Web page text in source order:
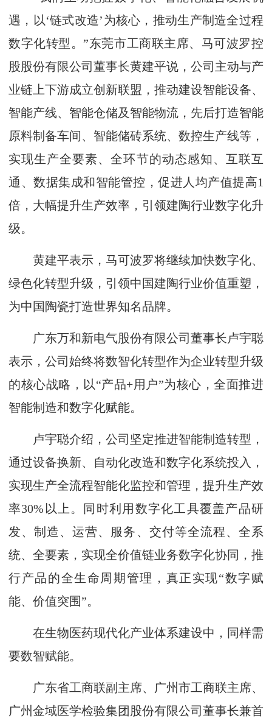
遇，以‘链式改造’为核心，推动生产制造全过程
数字化转型。”东莞市工商联主席、马可波罗控
股股份有限公司董事长黄建平说，公司主动与产
业链上下游成立创新联盟，推动建设智能设备、
智能产线、智能仓储及智能物流，先后打造智能
原料制备车间、智能储砖系统、数控生产线等，
实现生产全要素、全环节的动态感知、互联互
通、数据集成和智能管控，促进人均产值提高1
倍，大幅提升生产效率，引领建陶行业数字化升
级。
黄建平表示，马可波罗将继续加快数字化、
绿色化转型升级，引领中国建陶行业价值重塑，
为中国陶瓷打造世界知名品牌。
广东万和新电气股份有限公司董事长卢宇聪
表示，公司始终将数智化转型作为企业转型升级
的核心战略，以“产品+用户”为核心，全面推进
智能制造和数字化赋能。
卢宇聪介绍，公司坚定推进智能制造转型，
通过设备换新、自动化改造和数字化系统投入，
实现生产全流程智能化监控和管理，提升生产效
率30%以上。同时利用数字化工具覆盖产品研
发、制造、运营、服务、交付等全流程、全系
统、全要素，实现全价值链业务数字化协同，推
行产品的全生命周期管理，真正实现“数字赋
能、价值突围”。
在生物医药现代化产业体系建设中，同样需
要数智赋能。
广东省工商联副主席、广州市工商联主席、
广州金域医学检验集团股份有限公司董事长兼首